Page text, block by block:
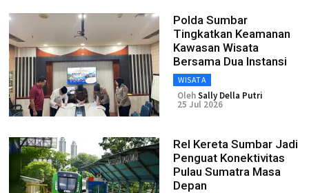
Polda Sumbar
Tingkatkan Keamanan
Kawasan Wisata
Bersama Dua Instansi
WISATA
OlehSally Della Putri
25 Jul 2026
Rel Kereta Sumbar Jadi
Penguat Konektivitas
Pulau Sumatra Masa
Depan